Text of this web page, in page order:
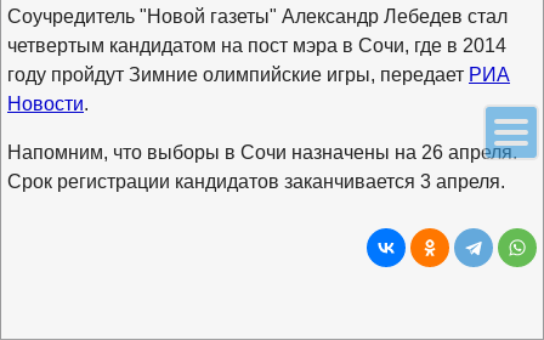
Соучредитель "Новой газеты" Александр Лебедев стал
четвертым кандидатом на пост мэра в Сочи, где в 2014
году пройдут Зимние олимпийские игры, передает РИА
Новости.
Напомним, что выборы в Сочи назначены на 26 апреля.
Срок регистрации кандидатов заканчивается 3 апреля.